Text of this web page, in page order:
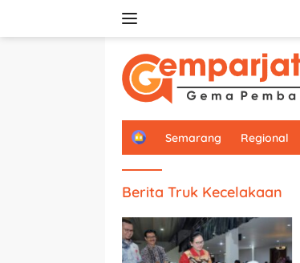
H
Semarang Regional
Berita Truk Kecelakaan